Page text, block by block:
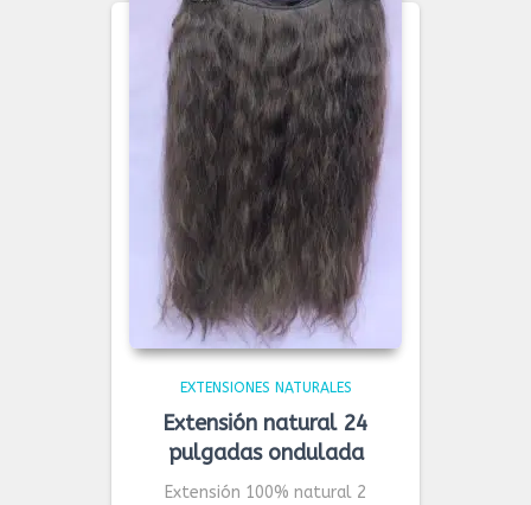
EXTENSIONES NATURALES
Extensión natural 24
pulgadas ondulada
Extensión 100% natural 2